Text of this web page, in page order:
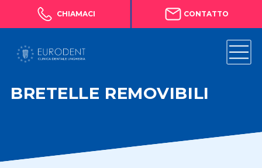
CHIAMACI CONTATTO
BRETELLE REMOVIBILI